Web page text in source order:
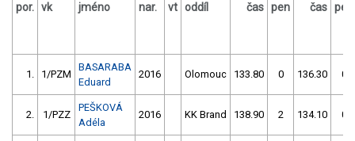
por. vk jméno nar. vt oddíl čas pen čas pen
1. 1/PZM
BASARABA
Eduard
2016 Olomouc 133.80 0 136.30 0
2. 1/PZZ
PEŠKOVÁ
Adéla
2016 KK Brand 138.90 2 134.10 0